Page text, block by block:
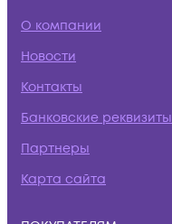
О компании
Новости
Контакты
Банковские реквизиты
Партнеры
Карта сайта